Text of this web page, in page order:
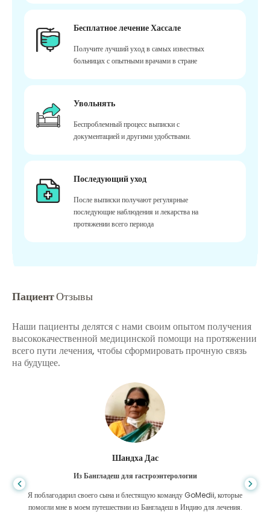
Бесплатное лечение Хассале
Получите лучший уход в самых известных
больницах с опытными врачами в стране
Увольнять
Беспроблемный процесс выписки с
документацией и другими удобствами.
Последующий уход
После выписки получают регулярные
последующие наблюдения и лекарства на
протяжении всего периода
ПациентОтзывы
Наши пациенты делятся с нами своим опытом получения
высококачественной медицинской помощи на протяжении
всего пути лечения, чтобы сформировать прочную связь
на будущее.
Шандха Дас
Из Бангладеш для гастроэнтерологии
Я поблагодарил своего сына и блестящую команду GoMedii, которые
помогли мне в моем путешествии из Бангладеш в Индию для лечения.